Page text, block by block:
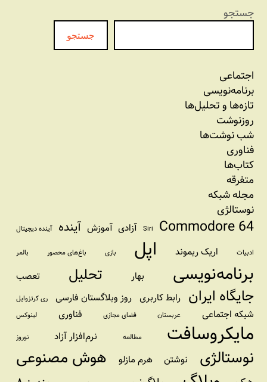
جستجو
جستجو
اجتماعی
برنامه‏‌نویسی
تازه‌‌ها و تحلیل‌ها
روزنوشت
شب نوشت‌ها
فناوری
کتاب‌ها
متفرقه
مجله شبکه
نوستالژی
Commodore 64
Siri آزادی آموزش آینده آینده دیجیتال
ادبیات اریک ریموند اپل بازی باغ‌های محصور بالمر
برنامه‌نویسی بهار تحلیل تعصب
جایگاه ایران رابط کاربری روز وبلاگستان فارسی ری کرتزوایل
شبکه اجتماعی عربستان فضای مجازی فناوری لینوکس
مایکروسافت مطالعه نرم‌افزار آزاد نوروز
نوستالژی نوشتن هرم مازلو هوش مصنوعی